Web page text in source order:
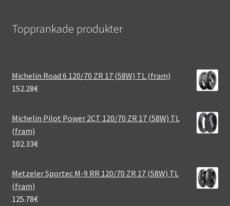
Topprankade produkter
Michelin Road 6 120/70 ZR 17 (58W) TL (fram)
152.28€
Michelin Pilot Power 2CT 120/70 ZR 17 (58W) TL
(fram)
102.33€
Metzeler Sportec M-9 RR 120/70 ZR 17 (58W) TL
(fram)
125.78€